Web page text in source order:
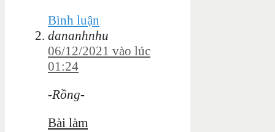
Bình luận
dananhnhu
06/12/2021 vào lúc
01:24
-Rồng-
Bài làm